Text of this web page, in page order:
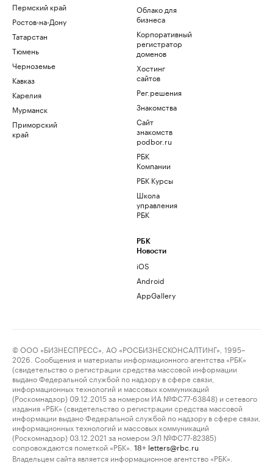
Пермский край
Ростов-на-Дону
Татарстан
Тюмень
Черноземье
Кавказ
Карелия
Мурманск
Приморский
край
Облако для
бизнеса
Корпоративный
регистратор
доменов
Хостинг
сайтов
Рег.решения
Знакомства
Сайт
знакомств
podbor.ru
РБК
Компании
РБК Курсы
Школа
управления
РБК
РБК
Новости
iOS
Android
AppGallery
© ООО «БИЗНЕСПРЕСС», АО «РОСБИЗНЕСКОНСАЛТИНГ», 1995–
2026. Сообщения и материалы информационного агентства «РБК»
(свидетельство о регистрации средства массовой информации
выдано Федеральной службой по надзору в сфере связи,
информационных технологий и массовых коммуникаций
(Роскомнадзор) 09.12.2015 за номером ИА №ФС77-63848) и сетевого
издания «РБК» (свидетельство о регистрации средства массовой
информации выдано Федеральной службой по надзору в сфере связи,
информационных технологий и массовых коммуникаций
(Роскомнадзор) 03.12.2021 за номером ЭЛ №ФС77-82385)
сопровождаются пометкой «РБК».
18+ letters@rbc.ru
Владельцем сайта является информационное агентство «РБК».